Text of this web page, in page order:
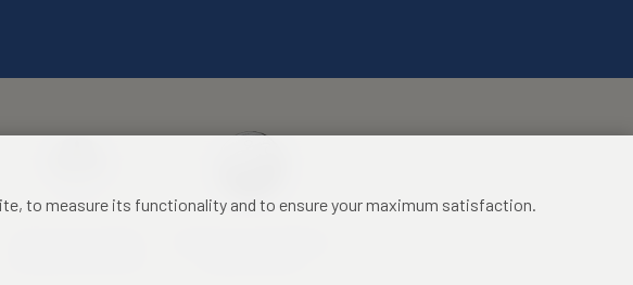
to measure its functionality and to ensure your maximum satisfaction.